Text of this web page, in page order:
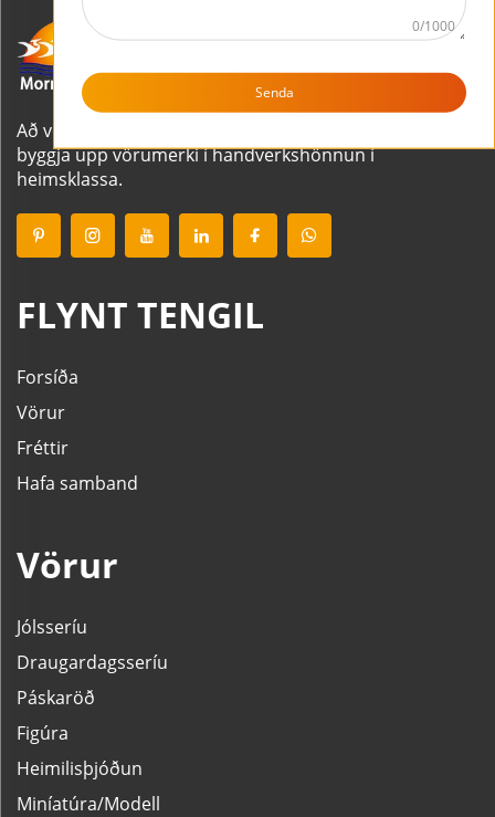
0/1000
Senda
Að vera birgir lista- og handverks í heimsklassa. Að
byggja upp vörumerki í handverkshönnun í
heimsklassa.
FLYNT TENGIL
Forsíða
Vörur
Fréttir
Hafa samband
Vörur
Jólsseríu
Draugardagsseríu
Páskaröð
Figúra
Heimilisþjóðun
Miníatúra/Modell